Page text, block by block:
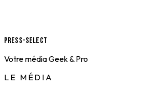
Press-Select
Votre média Geek & Pro
LE MÉDIA